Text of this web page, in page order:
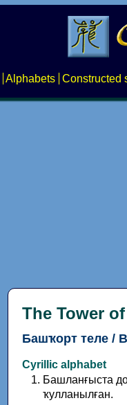
Alphabets Constructed
The Tower
Башҡорт теле /
Cyrillic alphabet
Башланғыста
ҡулланылған.